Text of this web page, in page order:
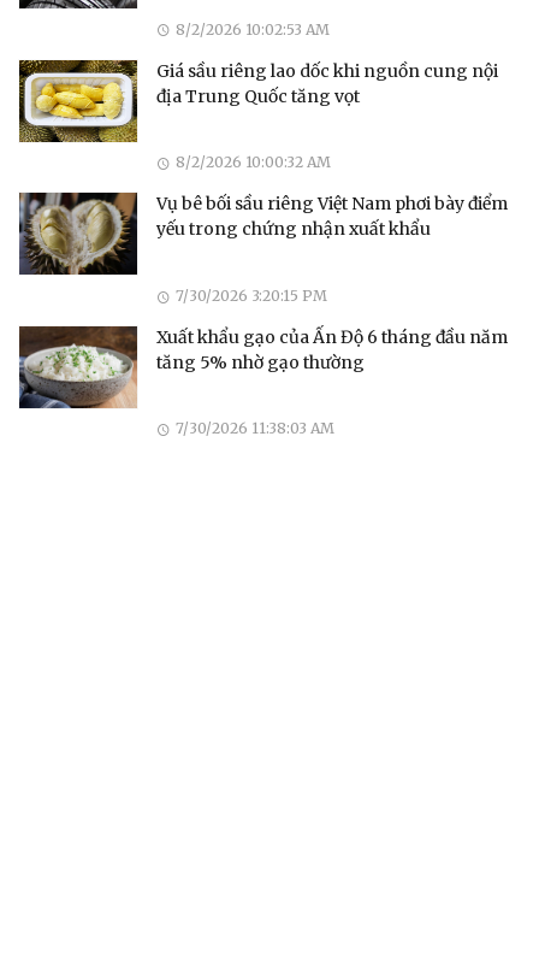
8/2/2026 10:02:53 AM
Giá sầu riêng lao dốc khi nguồn cung nội
địa Trung Quốc tăng vọt
8/2/2026 10:00:32 AM
Vụ bê bối sầu riêng Việt Nam phơi bày điểm
yếu trong chứng nhận xuất khẩu
7/30/2026 3:20:15 PM
Xuất khẩu gạo của Ấn Độ 6 tháng đầu năm
tăng 5% nhờ gạo thường
7/30/2026 11:38:03 AM